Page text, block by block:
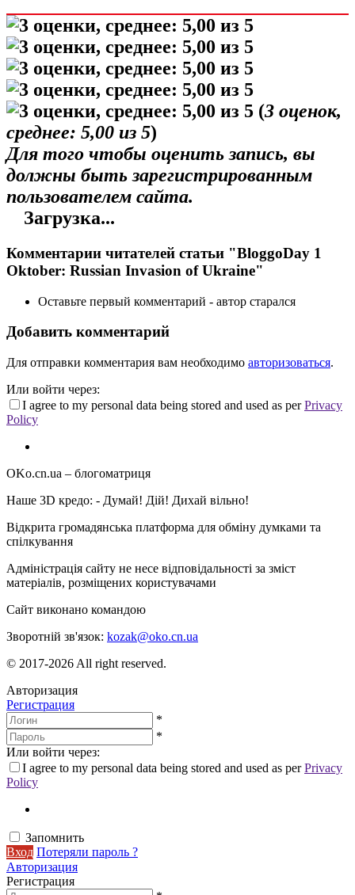
(3 оценок,
среднее: 5,00 из 5)
Для того чтобы оценить запись, вы
должны быть зарегистрированным
пользователем сайта.
Загрузка...
Комментарии читателей статьи "BloggoDay 1
Oktober: Russian Invasion of Ukraine"
Оставьте первый комментарий - автор старался
Добавить комментарий
Для отправки комментария вам необходимо авторизоваться.
Или войти через:
I agree to my personal data being stored and used as perPrivacy
Policy
OKo.cn.ua – блогоматриця
Наше 3D кредо: - Думай! Дій! Дихай вільно!
Відкрита громадянська платформа для обміну думками та
спілкування
Адміністрація сайту не несе відповідальності за зміст
матеріалів, розміщених користувачами
Сайт виконано командою
Зворотній зв'язок: kozak@oko.cn.ua
© 2017-2026 All right reserved.
Авторизация
Регистрация
*
*
Или войти через:
I agree to my personal data being stored and used as perPrivacy
Policy
Запомнить
Вход Потеряли пароль ?
Авторизация
Регистрация